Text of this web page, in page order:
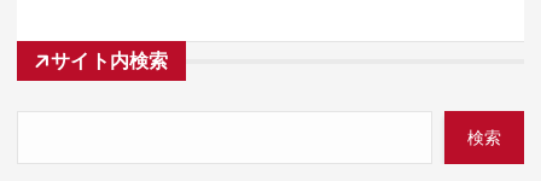
サイト内検索
検索